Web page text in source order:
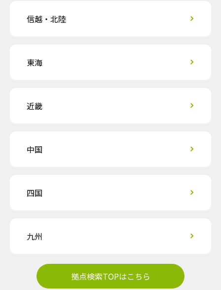
信越・北陸
東海
近畿
中国
四国
九州
拠点検索TOPはこちら